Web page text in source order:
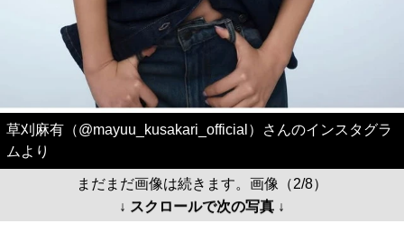
草刈麻有（@mayuu_kusakari_official）さんのインスタグラ
ムより
まだまだ画像は続きます。画像（2/8）
↓ スクロールで次の写真 ↓